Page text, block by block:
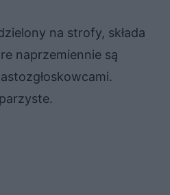
na strofy, składa
naprzemiennie są